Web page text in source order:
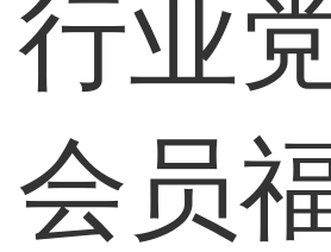
行业
会员